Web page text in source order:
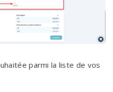
parmi la liste de vos